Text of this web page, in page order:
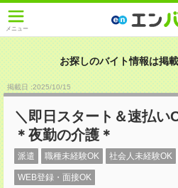
メニュー
お探しのバイト情報は掲
掲載日 :2025/10/15
＼即日スタート＆速払い
＊夜勤の介護＊
派遣 職種未経験OK 社会人未経験OK
WEB登録・面接OK